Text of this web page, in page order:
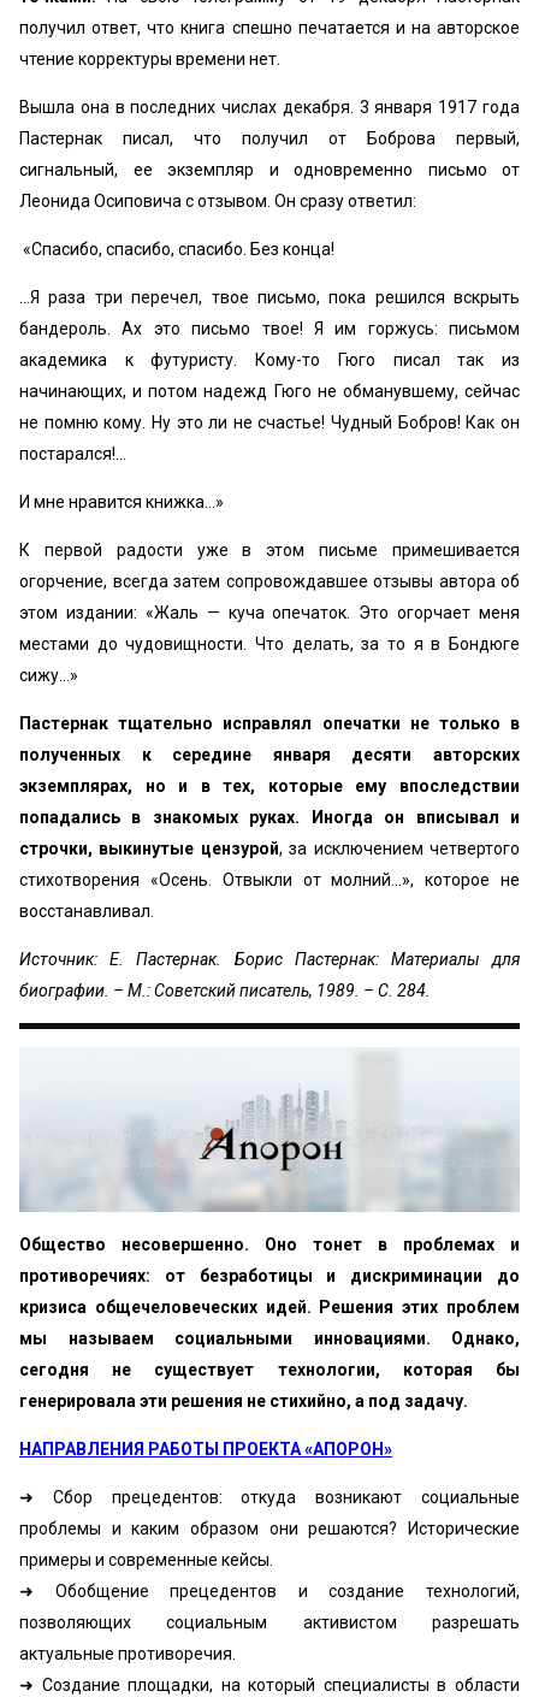
получил ответ, что книга спешно печатается и на авторское
чтение корректуры времени нет.
Вышла она в последних числах декабря. 3 января 1917 года
Пастернак писал, что получил от Боброва первый,
сигнальный, ее экземпляр и одновременно письмо от
Леонида Осиповича с отзывом. Он сразу ответил:
«Спасибо, спасибо, спасибо. Без конца!
...Я раза три перечел, твое письмо, пока решился вскрыть
бандероль. Ах это письмо твое! Я им горжусь: письмом
академика к футуристу. Кому-то Гюго писал так из
начинающих, и потом надежд Гюго не обманувшему, сейчас
не помню кому. Ну это ли не счастье! Чудный Бобров! Как он
постарался!...
И мне нравится книжка...»
К первой радости уже в этом письме примешивается
огорчение, всегда затем сопровождавшее отзывы автора об
этом издании: «Жаль — куча опечаток. Это огорчает меня
местами до чудовищности. Что делать, за то я в Бондюге
сижу...»
Пастернак тщательно исправлял опечатки не только в
полученных к середине января десяти авторских
экземплярах, но и в тех, которые ему впоследствии
попадались в знакомых руках. Иногда он вписывал и
строчки, выкинутые цензурой, за исключением четвертого
стихотворения «Осень. Отвыкли от молний...», которое не
восстанавливал.
Источник: Е. Пастернак. Борис Пастернак: Материалы для
биографии. – М.: Советский писатель, 1989. – С. 284.
Общество несовершенно. Оно тонет в проблемах и
противоречиях: от безработицы и дискриминации до
кризиса общечеловеческих идей. Решения этих проблем
мы называем социальными инновациями. Однако,
сегодня не существует технологии, которая бы
генерировала эти решения не стихийно, а под задачу.
НАПРАВЛЕНИЯ РАБОТЫ ПРОЕКТА «АПОРОН»
➜ Сбор прецедентов: откуда возникают социальные
проблемы и каким образом они решаются? Исторические
примеры и современные кейсы.
➜ Обобщение прецедентов и создание технологий,
позволяющих социальным активистом разрешать
актуальные противоречия.
➜ Создание площадки, на который специалисты в области